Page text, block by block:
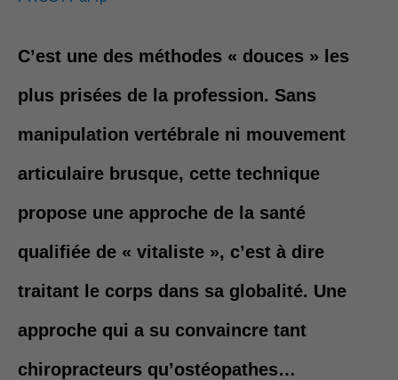
e
s
s
e
C’est une des méthodes « douces » les
plus prisées de la profession. Sans
manipulation vertébrale ni mouvement
articulaire brusque, cette technique
propose une approche de la santé
qualifiée de « vitaliste », c’est à dire
traitant le corps dans sa globalité. Une
approche qui a su convaincre tant
chiropracteurs qu’ostéopathes…